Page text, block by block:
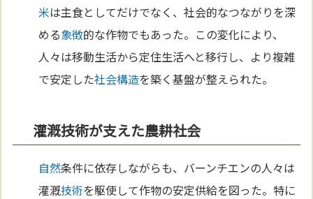
米は主食としてだけでなく、社会的なつながりを深
める象徴的な作物でもあった。この変化により、
人々は移動生活から定住生活へと移行し、より複雑
で安定した社会構造を築く基盤が整えられた。
灌漑技術が支えた農耕社会
自然条件に依存しながらも、バーンチエンの人々は
灌漑技術を駆使して作物の安定供給を図った。特に